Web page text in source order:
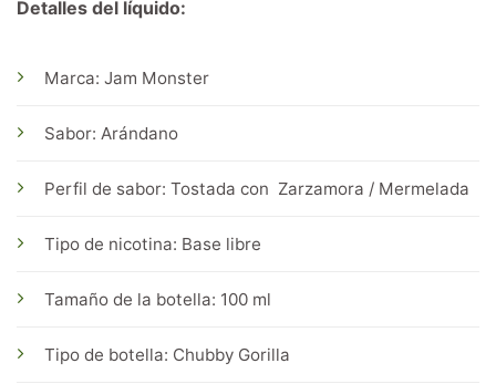
Detalles del líquido:
Marca: Jam Monster
Sabor: Arándano
Perfil de sabor: Tostada con Zarzamora / Mermelada
Tipo de nicotina: Base libre
Tamaño de la botella: 100 ml
Tipo de botella: Chubby Gorilla